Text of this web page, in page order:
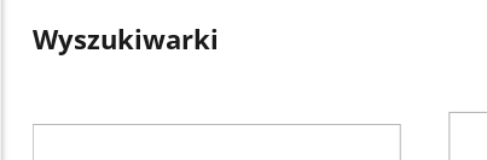
Wyszukiwarki